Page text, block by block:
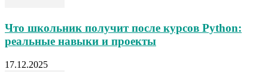
Что школьник получит после курсов Python:
реальные навыки и проекты
17.12.2025